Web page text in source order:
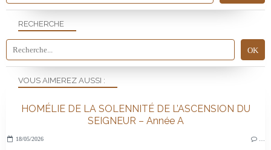
RECHERCHE
VOUS AIMEREZ AUSSI :
HOMÉLIE DE LA SOLENNITÉ DE L’ASCENSION DU
SEIGNEUR – Année A
18/05/2026